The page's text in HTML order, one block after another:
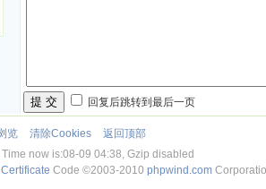
提 交 回复后跳转到最后一页
览 清除Cookies
返回顶部
now is:08-09 04:38, Gzip disabled
Certificate Code ©2003-2010 phpwind.com